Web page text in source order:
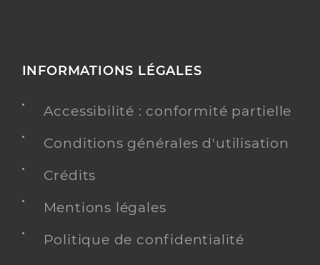
INFORMATIONS LÉGALES
Accessibilité : conformité partielle
Conditions générales d'utilisation
Crédits
Mentions légales
Politique de confidentialité